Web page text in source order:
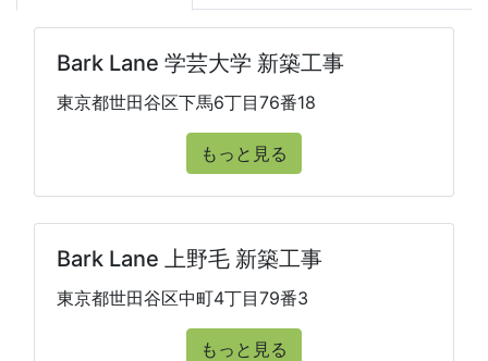
Bark Lane 学芸大学 新築工事
東京都世田谷区下馬6丁目76番18
もっと見る
Bark Lane 上野毛 新築工事
東京都世田谷区中町4丁目79番3
もっと見る